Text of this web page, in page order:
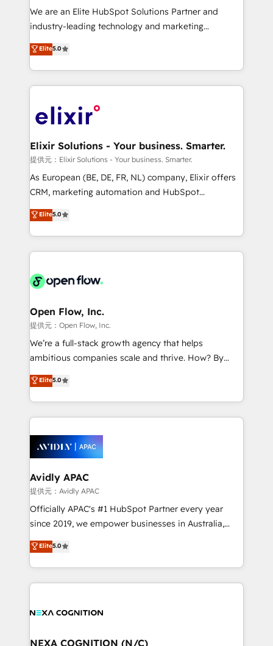
workflows; audit-ready reporting ⚖️ Legal: client
intake; pipeline and document workflows 🛒 E-
revenue automation 🏢 Real Estate: deal pipelines;
portfolio and lifecycle management 🏭
HIPAA-aware; CASL-compliant; GDPR-ready
implementations where required 💡 Why 500+
built to scale.
We are an Elite HubSpot Solutions Partner and
industry-leading technology and marketing
consultancy. Our focus is on enterprise and mid-
market B2B companies globally that want a strategic
approach to execute their goals through creative
applications of our solutions; Technical HubSpot
Design, Migrations + Integrations. Mole Street’s
greatness, which is achieved through creating
absolute clarity, derived from a well-defined
strategy, executed well, and reported on with clear
results. The culture is driven by core values; Joy, Grit,
Mindedness, and Clarity. We are driven to win for the
collective good of the company and its clientele, and
things are happening.
Elite5.0
Elixir Solutions - Your business. Smarter.
提供元：Elixir Solutions - Your business. Smarter.
As European (BE, DE, FR, NL) company, Elixir offers
CRM, marketing automation and HubSpot
integration products and services to mid-market
and enterprise customers. We ensure that your sales,
service and marketing department operates in the
most effective way, while at the same time
integrated buyers journey. Elixir is located in
and Amsterdam. Elixir is a first mover and leader
when it comes to HubSpot sales and service
implementations, highly renowned for our business
acumen, process (re-)design experience and a
integrate HubSpot with complex solutions like SAP,
MicroSoft, custom solutions,... Our company also has
Retail execution, CPQ, customer portals and
HubSpot CMS developments. And we're champions
Elite5.0
Open Flow, Inc.
提供元：Open Flow, Inc.
We’re a full-stack growth agency that helps
ambitious companies scale and thrive. How? By
upgrading and streamlining every single revenue-
generating aspect of your business. We’re proud
HubSpot Elite Solutions Partners and devout CRM
nerds who can harness HubSpot’s custom digital
experience. Working hand-in-hand with your team,
we’ll assemble a RevOps machine that drives more
traffic, generates better leads and crushes your
revenue goals. We've worked with thousands of
HubSpot customers and we'd love to work with you
too! Clients come to us for: Advanced CRM solutions
HubSpot Data System Migrations between systems
to HubSpot New lead generation strategies Time-
Elite5.0
Avidly APAC
提供元：Avidly APAC
Officially APAC's #1 HubSpot Partner every year
since 2019, we empower businesses in Australia,
New Zealand, and globally to realise their full
potential through enterprise HubSpot CRM
implementation. And we deliver best practice across
the whole HubSpot platform, covering marketing,
all businesses, from start-up to Enterprise, and have
the world. Our human approach to digital
Elite5.0
NEXA COGNITION (N/C)